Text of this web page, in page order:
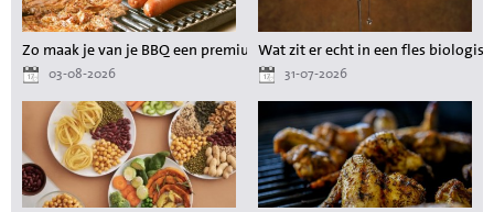
Zo maak je van je BBQ een premium maaltijd zonder gedoe
03-08-2026
Wat zit er echt in een fles
31-07-2026